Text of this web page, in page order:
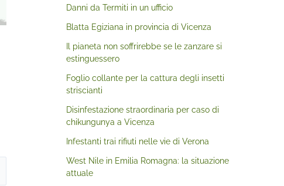
Danni da Termiti in un ufficio
Blatta Egiziana in provincia di Vicenza
Il pianeta non soffrirebbe se le zanzare si
estinguessero
Foglio collante per la cattura degli insetti
striscianti
Disinfestazione straordinaria per caso di
chikungunya a Vicenza
Infestanti trai rifiuti nelle vie di Verona
West Nile in Emilia Romagna: la situazione
attuale